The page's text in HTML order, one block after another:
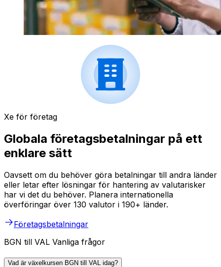
Xe för företag
Globala företagsbetalningar på ett
enklare sätt
Oavsett om du behöver göra betalningar till andra länder
eller letar efter lösningar för hantering av valutarisker
har vi det du behöver. Planera internationella
överföringar över 130 valutor i 190+ länder.
Företagsbetalningar
BGN till VAL Vanliga frågor
Vad är växelkursen BGN till VAL idag?